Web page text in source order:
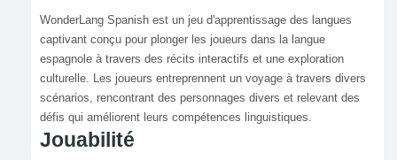
WonderLang Spanish est un jeu d'apprentissage des langues
captivant conçu pour plonger les joueurs dans la langue
espagnole à travers des récits interactifs et une exploration
culturelle. Les joueurs entreprennent un voyage à travers divers
scénarios, rencontrant des personnages divers et relevant des
défis qui améliorent leurs compétences linguistiques.
Jouabilité